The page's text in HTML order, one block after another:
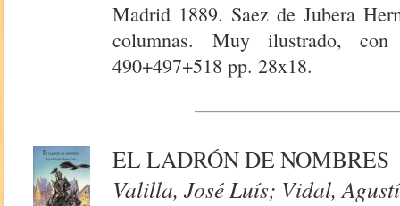
Madrid 1889. Saez de Jubera
columnas. Muy ilustrado,
490+497+518 pp. 28x18.
EL LADRÓN DE NOMBRES
Valilla, José Luís; Vidal,